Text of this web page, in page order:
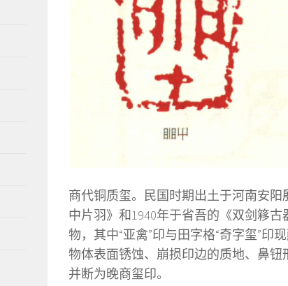
商代铜质玺。民国时期出土于河南安
中片羽》和1940年于省吾的《双剑簃
物，其中“亚禽”印与田字格“奇字玺”印
物体表面锈蚀、崩损印边的质地、鼻钮
并断为晚商玺印。